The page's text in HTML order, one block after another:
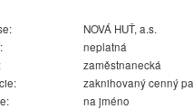
NOVÁ HUŤ, a.s.
neplatná
zaměstnanecká
zaknihovaný cenný
na jméno